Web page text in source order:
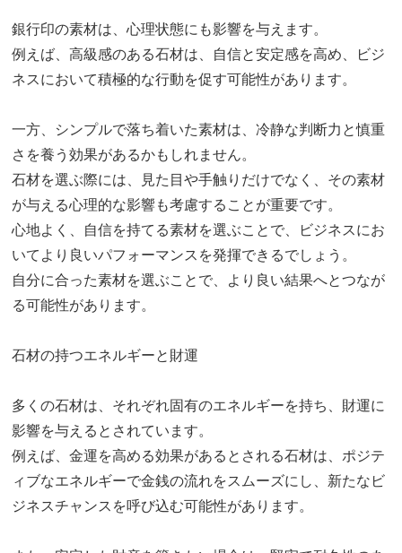
銀行印の素材は、心理状態にも影響を与えます。
例えば、高級感のある石材は、自信と安定感を高め、ビジ
ネスにおいて積極的な行動を促す可能性があります。
一方、シンプルで落ち着いた素材は、冷静な判断力と慎重
さを養う効果があるかもしれません。
石材を選ぶ際には、見た目や手触りだけでなく、その素材
が与える心理的な影響も考慮することが重要です。
心地よく、自信を持てる素材を選ぶことで、ビジネスにお
いてより良いパフォーマンスを発揮できるでしょう。
自分に合った素材を選ぶことで、より良い結果へとつなが
る可能性があります。
石材の持つエネルギーと財運
多くの石材は、それぞれ固有のエネルギーを持ち、財運に
影響を与えるとされています。
例えば、金運を高める効果があるとされる石材は、ポジテ
ィブなエネルギーで金銭の流れをスムーズにし、新たなビ
ジネスチャンスを呼び込む可能性があります。